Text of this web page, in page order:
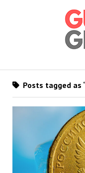
Posts tagged as